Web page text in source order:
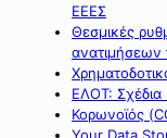
ΕΕΕΣ
Θεσμικές
ΕΛΟΤ: Σχέδια
Κορωνοϊός